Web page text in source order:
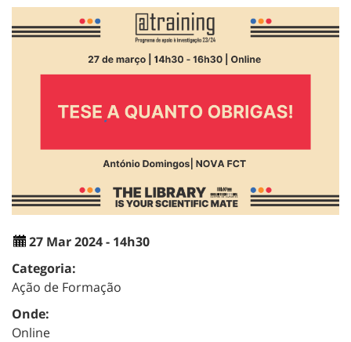
27 Mar 2024 - 14h30
Categoria:
Ação de Formação
Onde:
Online